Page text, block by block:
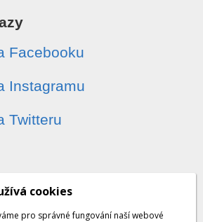
Facebooku
Instagramu
Twitteru
cookies
pro správné fungování naší webové